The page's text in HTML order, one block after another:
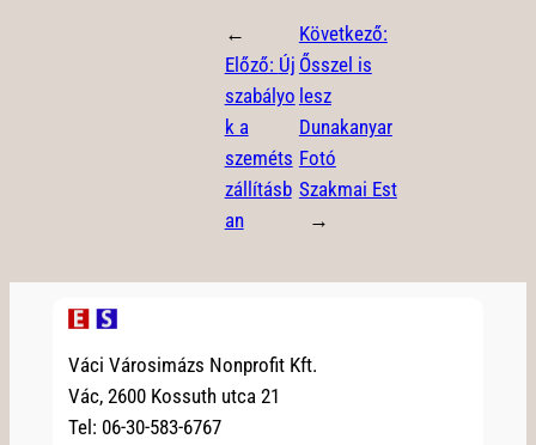
←
Előző: Új
szabályo
k a
szeméts
zállításb
an
Következő:
Ősszel is
lesz
Dunakanyar
Fotó
Szakmai Est
→
Váci Városimázs Nonprofit Kft.
Vác, 2600 Kossuth utca 21
Tel: 06-30-583-6767